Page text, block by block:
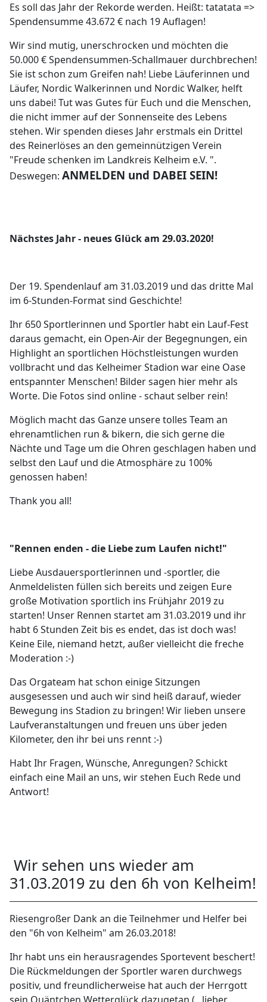
Es soll das Jahr der Rekorde werden. Heißt: tatatata =>
Spendensumme 43.672 € nach 19 Auflagen!
Wir sind mutig, unerschrocken und möchten die
50.000 € Spendensummen-Schallmauer durchbrechen!
Sie ist schon zum Greifen nah! Liebe Läuferinnen und
Läufer, Nordic Walkerinnen und Nordic Walker, helft
uns dabei! Tut was Gutes für Euch und die Menschen,
die nicht immer auf der Sonnenseite des Lebens
stehen. Wir spenden dieses Jahr erstmals ein Drittel
des Reinerlöses an den gemeinnützigen Verein
"Freude schenken im Landkreis Kelheim e.V. ".
Deswegen:ANMELDEN und DABEI SEIN!
Nächstes Jahr - neues Glück am 29.03.2020!
Der 19. Spendenlauf am 31.03.2019 und das dritte Mal
im 6-Stunden-Format sind Geschichte!
Ihr 650 Sportlerinnen und Sportler habt ein Lauf-Fest
daraus gemacht, ein Open-Air der Begegnungen, ein
Highlight an sportlichen Höchstleistungen wurden
vollbracht und das Kelheimer Stadion war eine Oase
entspannter Menschen! Bilder sagen hier mehr als
Worte. Die Fotos sind online - schaut selber rein!
Möglich macht das Ganze unsere tolles Team an
ehrenamtlichen run & bikern, die sich gerne die
Nächte und Tage um die Ohren geschlagen haben und
selbst den Lauf und die Atmosphäre zu 100%
genossen haben!
Thank you all!
"Rennen enden - die Liebe zum Laufen nicht!"
Liebe Ausdauersportlerinnen und -sportler, die
Anmeldelisten füllen sich bereits und zeigen Eure
große Motivation sportlich ins Frühjahr 2019 zu
starten! Unser Rennen startet am 31.03.2019 und ihr
habt 6 Stunden Zeit bis es endet, das ist doch was!
Keine Eile, niemand hetzt, außer vielleicht die freche
Moderation :-)
Das Orgateam hat schon einige Sitzungen
ausgesessen und auch wir sind heiß darauf, wieder
Bewegung ins Stadion zu bringen! Wir lieben unsere
Laufveranstaltungen und freuen uns über jeden
Kilometer, den ihr bei uns rennt :-)
Habt Ihr Fragen, Wünsche, Anregungen? Schickt
einfach eine Mail an uns, wir stehen Euch Rede und
Antwort!
Wir sehen uns wieder am
31.03.2019 zu den 6h von Kelheim!
Riesengroßer Dank an die Teilnehmer und Helfer bei
den "6h von Kelheim" am 26.03.2018!
Ihr habt uns ein herausragendes Sportevent beschert!
Die Rückmeldungen der Sportler waren durchwegs
positiv, und freundlicherweise hat auch der Herrgott